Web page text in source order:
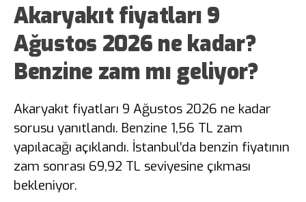
Akaryakıt fiyatları 9
Ağustos 2026 ne kadar?
Benzine zam mı geliyor?
Akaryakıt fiyatları 9 Ağustos 2026 ne kadar
sorusu yanıtlandı. Benzine 1,56 TL zam
yapılacağı açıklandı. İstanbul’da benzin fiyatının
zam sonrası 69,92 TL seviyesine çıkması
bekleniyor.